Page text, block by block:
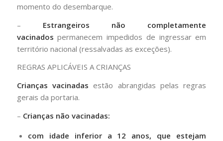
momento do desembarque.
– Estrangeiros não completamente
vacinados permanecem impedidos de ingressar em
território nacional (ressalvadas as exceções).
REGRAS APLICÁVEIS A CRIANÇAS
Crianças vacinadas estão abrangidas pelas regras
gerais da portaria.
– Crianças não vacinadas:
com idade inferior a 12 anos, que estejam